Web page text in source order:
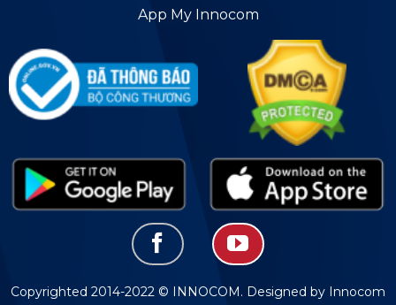
App My Innocom
Copyrighted 2014-2022 © INNOCOM. Designed by Innocom